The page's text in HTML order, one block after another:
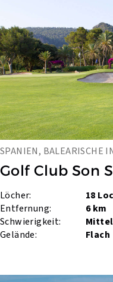
SPANIEN, BALEARISCHE
Golf Club Son
Löcher:
18
Entfernung:
6 km
Schwierigkeit:
Mittel
Gelände:
Flach